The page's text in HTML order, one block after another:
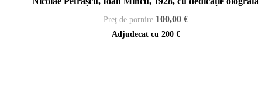
Preţ de pornire 100,00 €
Adjudecat cu 200 €